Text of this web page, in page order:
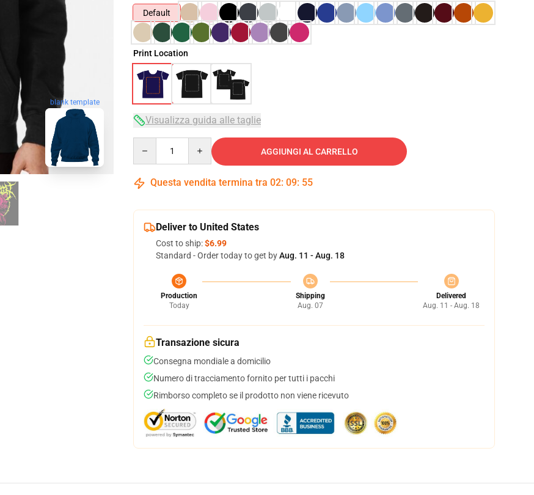
blank template
Default
Print Location
Visualizza guida alle taglie
AGGIUNGI AL CARRELLO
Questa vendita termina tra 02: 09: 53
Deliver to United States
Cost to ship:$6.99
Standard - Order today to get byAug. 11 - Aug. 18
Production
Today
Shipping
Aug. 07
Delivered
Aug. 11 - Aug. 18
Transazione sicura
Consegna mondiale a domicilio
Numero di tracciamento fornito per tutti i pacchi
Rimborso completo se il prodotto non viene ricevuto